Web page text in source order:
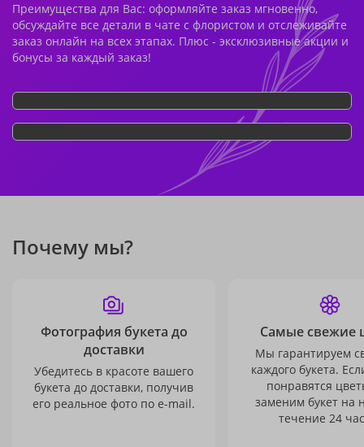
Преимущества для Вас: оформляйте заказ мгновенно,
обсуждайте все детали в чате с флористом и отслеживайте
заказ онлайн на всех этапах. Плюс - эксклюзивные акции и
бонусы за каждый заказ!
Почему мы?
Фотография букета до
доставки
Убедитесь в красоте вашего
букета до доставки, получив
его реальное фото по e-mail.
Самые свежие
Мы гарантируем
каждого букета.
понравятся
заменим букет на
течение 24